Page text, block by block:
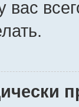
вас